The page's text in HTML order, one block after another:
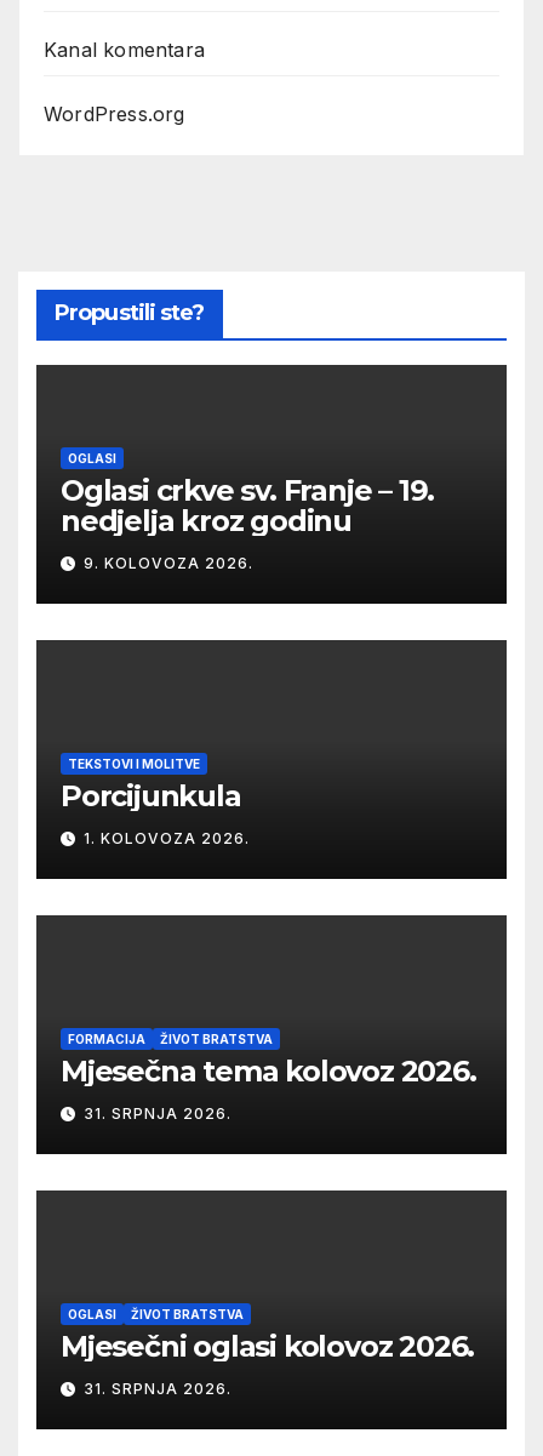
Kanal komentara
WordPress.org
Propustili ste?
OGLASI
Oglasi crkve sv. Franje – 19.
nedjelja kroz godinu
9. KOLOVOZA 2026.
TEKSTOVI I MOLITVE
Porcijunkula
1. KOLOVOZA 2026.
FORMACIJA ŽIVOT BRATSTVA
Mjesečna tema kolovoz 2026.
31. SRPNJA 2026.
OGLASI ŽIVOT BRATSTVA
Mjesečni oglasi kolovoz 2026.
31. SRPNJA 2026.